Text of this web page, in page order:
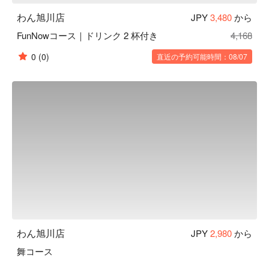
わん旭川店 JPY3,480から
FunNowコース｜ドリンク 2 杯付き
4,168
0 (0) 直近の予約可能時間：08/07
わん旭川店 JPY2,980から
舞コース